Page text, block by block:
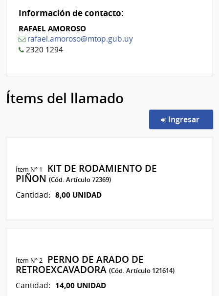
Información de contacto:
RAFAEL AMOROSO
rafael.amoroso@mtop.gub.uy
2320 1294
Ítems del llamado
Ingresar
Ítem Nº 1
KIT DE RODAMIENTO DE
PIÑON(Cód. Artículo 72369)
Cantidad: 8,00 UNIDAD
Ítem Nº 2
PERNO DE ARADO DE
RETROEXCAVADORA(Cód. Artículo 121614)
Cantidad: 14,00 UNIDAD